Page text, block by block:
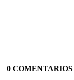
0 COMENTARIOS